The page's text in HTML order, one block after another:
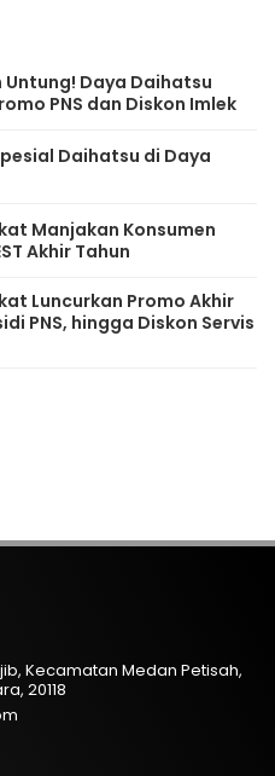
Untung! Daya Daihatsu
PNS dan Diskon Imlek
Daihatsu di Daya
Manjakan Konsumen
Akhir Tahun
Luncurkan Promo Akhir
PNS, hingga Diskon Servis
Kecamatan Medan Petisah,
20118